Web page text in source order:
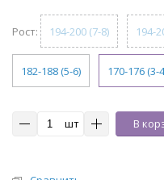
Рост: 194-200 (7-8) 194-
182-188 (5-6) 170-176 (3-
шт В